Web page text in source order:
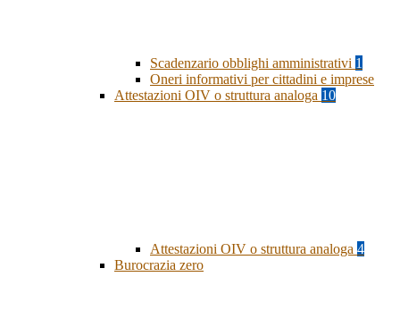
Scadenzario obblighi amministrativi 1
Oneri informativi per cittadini e imprese
Attestazioni OIV o struttura analoga 10
Attestazioni OIV o struttura analoga 4
Burocrazia zero